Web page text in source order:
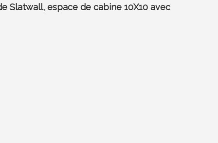
Slatwall, espace de cabine 10X10 avec